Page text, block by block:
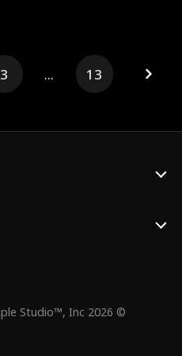
3 ... 13
© 2026 Crazy Maple Studio™, Inc. جميع الحقوق محفوظة.